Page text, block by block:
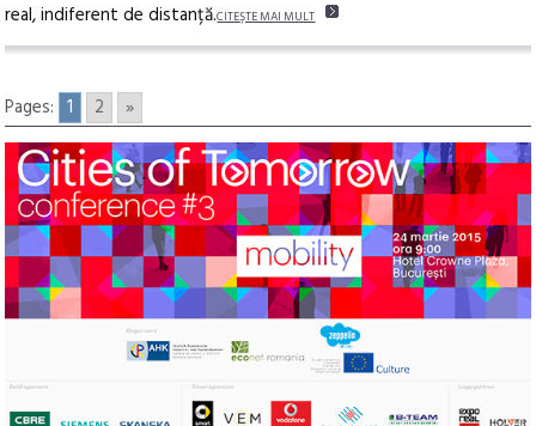
real, indiferent de distanță.CITEŞTE MAI MULT
Pages: 1 2 »